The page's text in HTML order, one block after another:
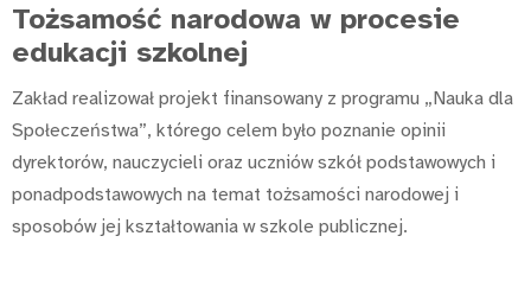
Tożsamość narodowa w procesie
edukacji szkolnej
Zakład realizował projekt finansowany z programu „Nauka dla
Społeczeństwa”, którego celem było poznanie opinii
dyrektorów, nauczycieli oraz uczniów szkół podstawowych i
ponadpodstawowych na temat tożsamości narodowej i
sposobów jej kształtowania w szkole publicznej.